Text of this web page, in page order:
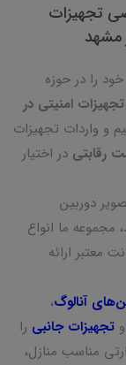
تجهیزات
مشهد
امنیتی در
و واردات تجهیزات
رقابتی در اختیار
دوربین
مجموعه ما انواع
معتبر ارائه
آنالوگ،
و تجهیزات جانبی را
مناسب منازل،